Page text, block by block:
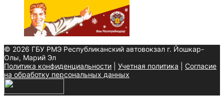
© 2026 ГБУ РМЭ Республиканский автовокзал г. Йошкар-
Олы, Марий Эл
Политика конфиденциальности
Учетная политика
Согласие
на обработку персональных данных